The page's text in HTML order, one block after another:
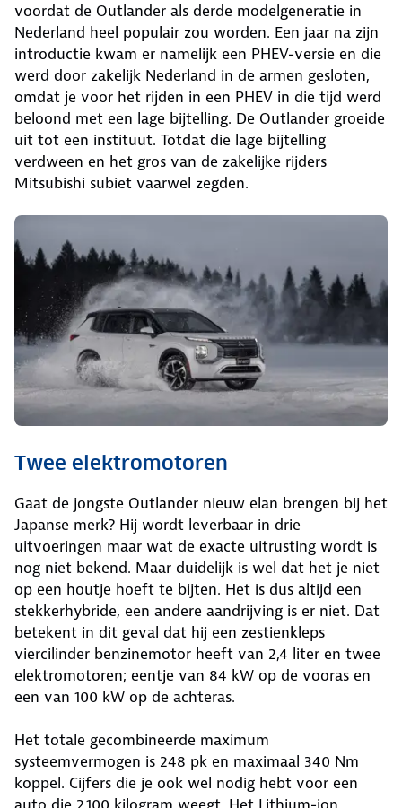
voordat de Outlander als derde modelgeneratie in
Nederland heel populair zou worden. Een jaar na zijn
introductie kwam er namelijk een PHEV-versie en die
werd door zakelijk Nederland in de armen gesloten,
omdat je voor het rijden in een PHEV in die tijd werd
beloond met een lage bijtelling. De Outlander groeide
uit tot een instituut. Totdat die lage bijtelling
verdween en het gros van de zakelijke rijders
Mitsubishi subiet vaarwel zegden.
Twee elektromotoren
Gaat de jongste Outlander nieuw elan brengen bij het
Japanse merk? Hij wordt leverbaar in drie
uitvoeringen maar wat de exacte uitrusting wordt is
nog niet bekend. Maar duidelijk is wel dat het je niet
op een houtje hoeft te bijten. Het is dus altijd een
stekkerhybride, een andere aandrijving is er niet. Dat
betekent in dit geval dat hij een zestienkleps
viercilinder benzinemotor heeft van 2,4 liter en twee
elektromotoren; eentje van 84 kW op de vooras en
een van 100 kW op de achteras.
Het totale gecombineerde maximum
systeemvermogen is 248 pk en maximaal 340 Nm
koppel. Cijfers die je ook wel nodig hebt voor een